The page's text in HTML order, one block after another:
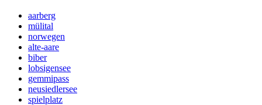
aarberg
mülital
norwegen
alte-aare
biber
lobsigensee
gemmipass
neusiedlersee
spielplatz